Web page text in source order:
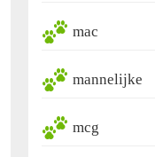
mac
mannelijke
mcg